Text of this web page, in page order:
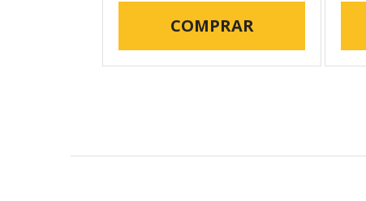
COMPRAR